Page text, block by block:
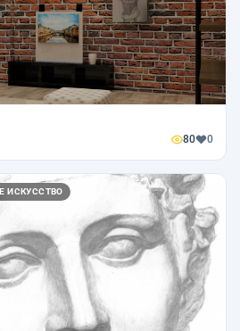
80 0
ИСКУССТВО